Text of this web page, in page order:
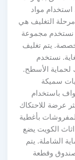
استخدام مواد
التغليف هي
نستخدم مجموعة
يتم تغليف
نستخدم
لحماية الأسطح.
سميكة
باستخدام
عرضة للاحتكاك
بأغطية
اثاث الكويت يضع
الشاملة. يتم
وقطعة